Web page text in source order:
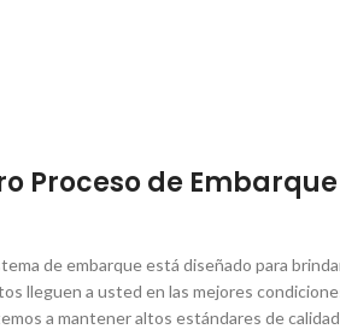
Proceso de
de embarque está diseñado para
lleguen a usted en las mejores
a mantener altos estándares de